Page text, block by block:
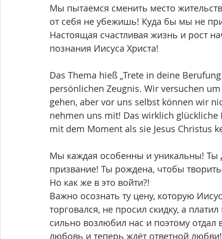
Мы пытаемся сменить место
от себя не убежишь! Куда бы мы не
Настоящая счастливая жизнь и рост
познания Иисуса Христа!
Das Thema hieß „Trete in deine
persönlichen Zeugnis. Wir versuchen
gehen, aber vor uns selbst können wir
nehmen uns mit! Das wirklich
mit dem Moment als sie Jesus Christus
Мы каждая особенны и уникальны! Ты
призвание! Ты рождена, чтобы
Но как же в это войти?!
Важно осознать ту цену, которую
торговался, не просил скидку, а
сильно возлюбил нас и поэтому отдал
любовь и теперь ждёт ответной любви!